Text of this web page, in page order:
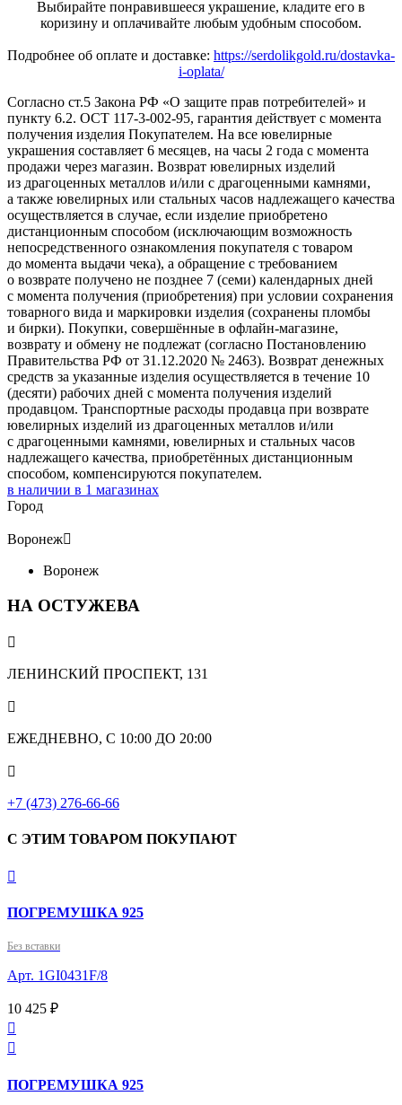
Выбирайте понравившееся украшение, кладите его в
коризину и оплачивайте любым удобным способом.
Подробнее об оплате и доставке: https://serdolikgold.ru/dostavka-
i-oplata/
Согласно ст.5 Закона РФ «О защите прав потребителей» и
пункту 6.2. ОСТ 117-3-002-95, гарантия действует с момента
получения изделия Покупателем. На все ювелирные
украшения составляет 6 месяцев, на часы 2 года с момента
продажи через магазин. Возврат ювелирных изделий
из драгоценных металлов и/или с драгоценными камнями,
а также ювелирных или стальных часов надлежащего качества
осуществляется в случае, если изделие приобретено
дистанционным способом (исключающим возможность
непосредственного ознакомления покупателя с товаром
до момента выдачи чека), а обращение с требованием
о возврате получено не позднее 7 (семи) календарных дней
с момента получения (приобретения) при условии сохранения
товарного вида и маркировки изделия (сохранены пломбы
и бирки). Покупки, совершённые в офлайн-магазине,
возврату и обмену не подлежат (согласно Постановлению
Правительства РФ от 31.12.2020 № 2463). Возврат денежных
средств за указанные изделия осуществляется в течение 10
(десяти) рабочих дней с момента получения изделий
продавцом. Транспортные расходы продавца при возврате
ювелирных изделий из драгоценных металлов и/или
с драгоценными камнями, ювелирных и стальных часов
надлежащего качества, приобретённых дистанционным
способом, компенсируются покупателем.
в наличии в 1 магазинах
Город
Воронеж
Воронеж
НА ОСТУЖЕВА

ЛЕНИНСКИЙ ПРОСПЕКТ, 131

ЕЖЕДНЕВНО, С 10:00 ДО 20:00

+7 (473) 276-66-66
С ЭТИМ ТОВАРОМ ПОКУПАЮТ

ПОГРЕМУШКА 925
Без вставки
Арт. 1GI0431F/8
10 425 ₽


ПОГРЕМУШКА 925